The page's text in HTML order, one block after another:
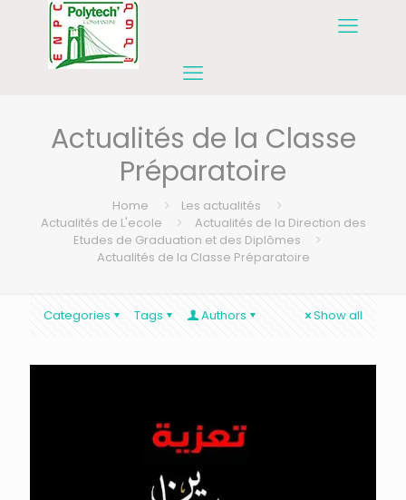
Actualités de la Classe
Préparatoire
Home
Les actualités
Actualités de L'ecole
Actualités de la Direction des
Etudes de Graduation et des Diplômes
Actualités de la Classe Préparatoire
Categories Tags Authors Show all